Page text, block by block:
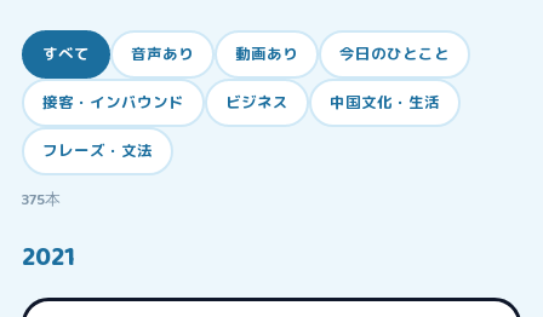
すべて 音声あり 動画あり 今日のひとこと
接客・インバウンド ビジネス 中国文化・生活
フレーズ・文法
375本
2021